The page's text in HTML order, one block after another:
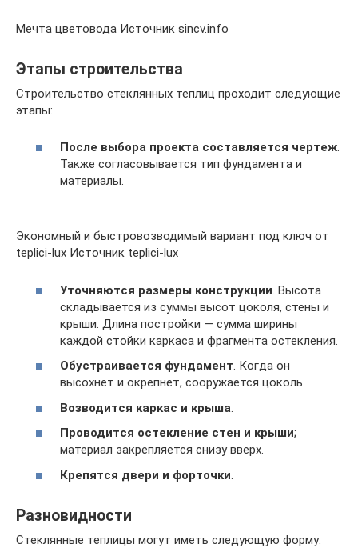
Мечта цветовода Источник sincv.info
Этапы строительства
Строительство стеклянных теплиц проходит следующие
этапы:
После выбора проекта составляется чертеж.
Также согласовывается тип фундамента и
материалы.
Экономный и быстровозводимый вариант под ключ от
teplici-lux Источник teplici-lux
Уточняются размеры конструкции . Высота
складывается из суммы высот цоколя, стены и
крыши. Длина постройки — сумма ширины
каждой стойки каркаса и фрагмента остекления.
Обустраивается фундамент. Когда он
высохнет и окрепнет, сооружается цоколь.
Возводится каркас и крыша
Проводится остекление стен и крыши;
материал закрепляется снизу вверх.
Крепятся двери и форточки
Разновидности
Стеклянные теплицы могут иметь следующую форму: